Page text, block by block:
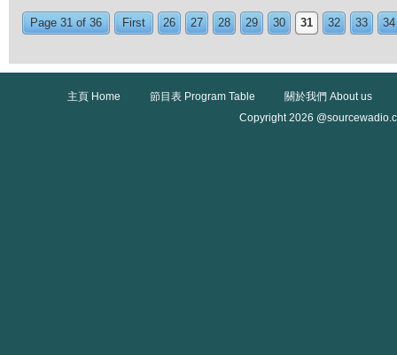
Page 31 of 36 First 26 27 28 29 30 31 32 33 34
主頁 Home 節目表 Program Table
關於我們 About us
Copyright 2026